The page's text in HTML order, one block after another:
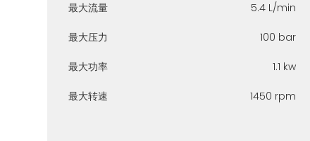
最大流量 5.4 L/min
最大压力 100 bar
最大功率 1.1 kw
最大转速 1450 rpm